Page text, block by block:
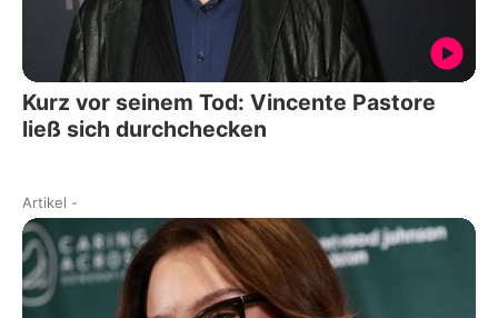
Kurz vor seinem Tod: Vincente Pastore
ließ sich durchchecken
Artikel -